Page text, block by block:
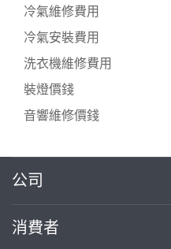
冷氣維修費用
冷氣安裝費用
洗衣機維修費用
裝燈價錢
音響維修價錢
公司
消費者